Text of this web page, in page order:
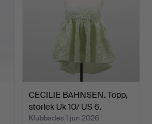
CECILIE BAHNSEN. Topp,
storlek Uk 10/ US 6.
Klubbades 1 jun 2026